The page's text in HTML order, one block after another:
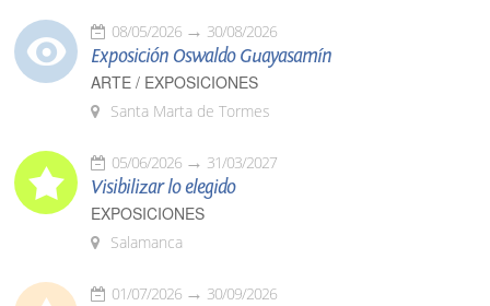
08/05/2026 30/08/2026
Exposición Oswaldo Guayasamín
ARTE / EXPOSICIONES
Santa Marta de Tormes
05/06/2026 31/03/2027
Visibilizar lo elegido
EXPOSICIONES
Salamanca
01/07/2026 30/09/2026